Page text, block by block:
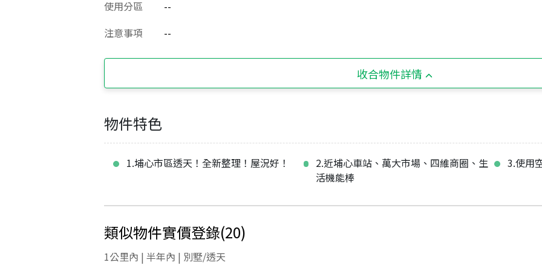
使用分區
--
注意事項
--
收合物件詳情
物件特色
1.埔心市區透天！全新整理！屋況好！
2.近埔心車站、萬大市場、四維商圈、生
活機能棒
3.使用
類似物件實價登錄(20)
1公里內 | 半年內 | 別墅/透天